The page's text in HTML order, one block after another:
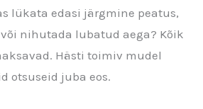
lükata edasi järgmine peatus,
nihutada lubatud aega? Kõik
Hästi toimiv mudel
otsuseid juba eos.